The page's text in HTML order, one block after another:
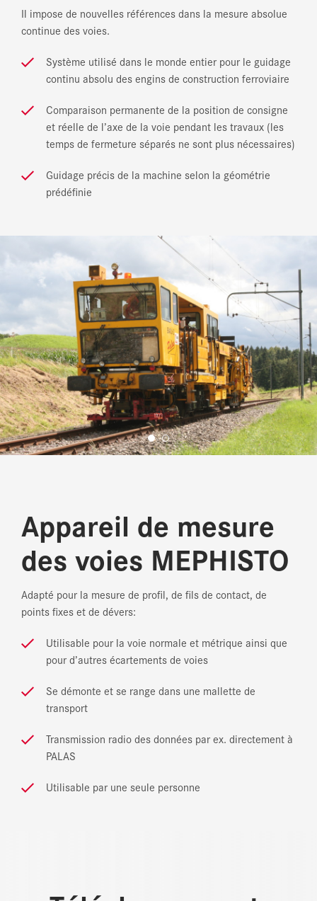
Il impose de nouvelles références dans la mesure absolue
continue des voies.
Système utilisé dans le monde entier pour le guidage
continu absolu des engins de construction ferroviaire
Comparaison permanente de la position de consigne
et réelle de l’axe de la voie pendant les travaux (les
temps de fermeture séparés ne sont plus nécessaires)
Guidage précis de la machine selon la géométrie
prédéfinie
Appareil de mesure
des voies MEPHISTO
Adapté pour la mesure de profil, de fils de contact, de
points fixes et de dévers:
Utilisable pour la voie normale et métrique ainsi que
pour d’autres écartements de voies
Se démonte et se range dans une mallette de
transport
Transmission radio des données par ex. directement à
PALAS
Utilisable par une seule personne